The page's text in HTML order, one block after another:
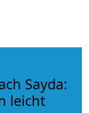
Sayda:
leicht